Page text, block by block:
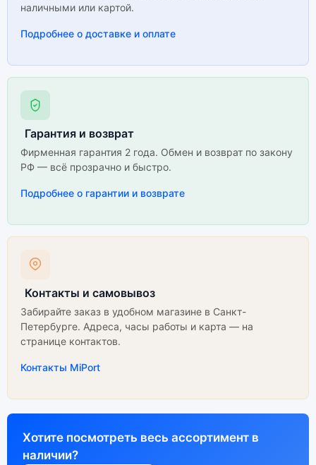
наличными или картой.
Подробнее о доставке и оплате
Гарантия и возврат
Фирменная гарантия 2 года. Обмен и возврат по закону
РФ — всё прозрачно и быстро.
Подробнее о гарантии и возврате
Контакты и самовывоз
Забирайте заказ в удобном магазине в Санкт-
Петербурге. Адреса, часы работы и карта — на
странице контактов.
Контакты MiPort
Хотите посмотреть весь ассортимент в
наличии?